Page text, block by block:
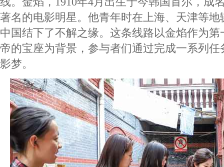
著名的电影明星。他青年时在上海、天津等
中国结下了不解之缘。这条线路以金焰作为
帝的宝座为背景，参与者们通过完成一系列
影梦。